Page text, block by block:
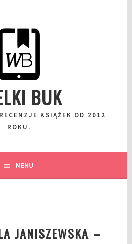
BUK
KSIĄŻEK OD 2012
ROKU.
MENU
JANISZEWSKA –